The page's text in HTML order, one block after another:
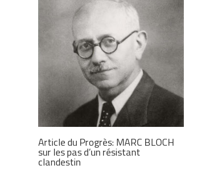
Article du Progrès: MARC BLOCH
sur les pas d’un résistant
clandestin